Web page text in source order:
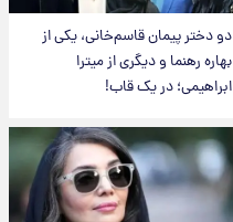
دو دختر پیمان قاسم‌خانی، یکی از
بهاره رهنما و دیگری از میترا
ابراهیمی؛ در یک قاب!